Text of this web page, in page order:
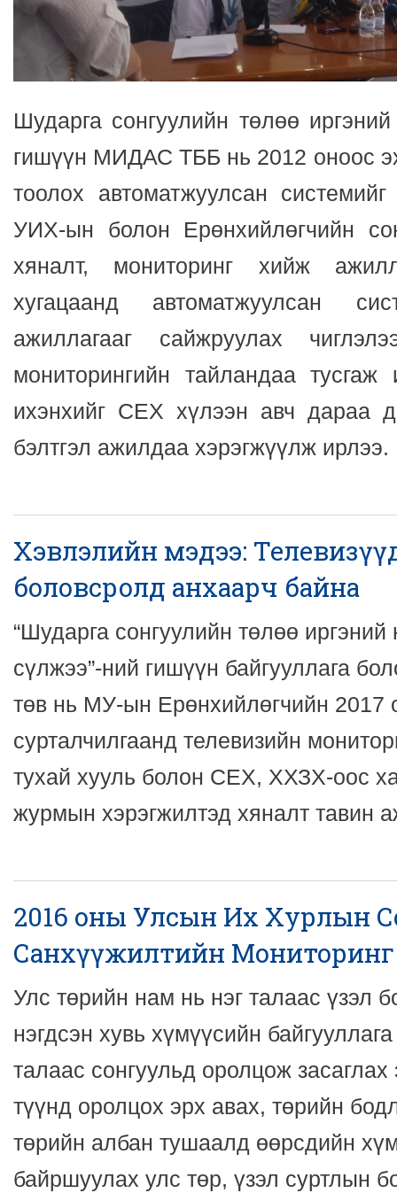
Шударга сонгуулийн төлөө
гишүүн МИДАС ТББ нь 2012 оноос
тоолох автоматжуулсан
УИХ-ын болон Ерөнхийлөгчийн
хяналт, мониторинг хийж
хугацаанд автоматжуулсан
ажиллагааг сайжруулах
мониторингийн тайландаа тусгаж
ихэнхийг СЕХ хүлээн авч дараа
бэлтгэл ажилдаа хэрэгжүүлж ирлээ.
Хэвлэлийн мэдээ:
боловсролд анхаарч байна
“Шударга сонгуулийн төлөө
сүлжээ”-ний гишүүн байгууллага
төв нь МУ-ын Ерөнхийлөгчийн 2017
сурталчилгаанд телевизийн
тухай хууль болон СЕХ, ХХЗХ-оос
журмын хэрэгжилтэд хяналт тавин
2016 оны Улсын Их Хурлын
Санхүүжилтийн Мониторинг
Улс төрийн нам нь нэг талаас үзэл
нэгдсэн хувь хүмүүсийн
талаас сонгуульд оролцож
түүнд оролцох эрх авах, төрийн
төрийн албан тушаалд өөрсдийн
байршуулах улс төр, үзэл суртлын